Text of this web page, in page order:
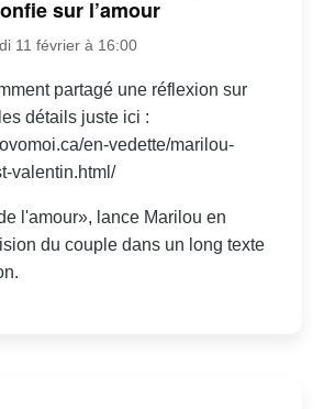
sur l’amour
11 février à 16:00
partagé une réflexion sur
détails juste ici :
en-vedette/marilou-
valentin.html/
l'amour», lance Marilou en
du couple dans un long texte